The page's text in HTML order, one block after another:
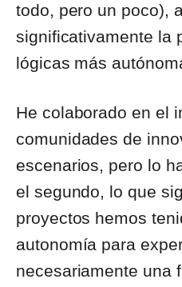
todo, pero un poco),
significativamente la
lógicas más
He colaborado en el
comunidades de
escenarios, pero lo
el segundo, lo que
proyectos hemos
autonomía para
necesariamente una